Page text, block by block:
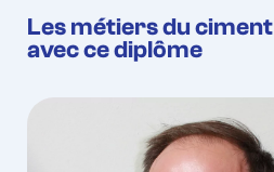
Les métiers du
avec ce diplôme